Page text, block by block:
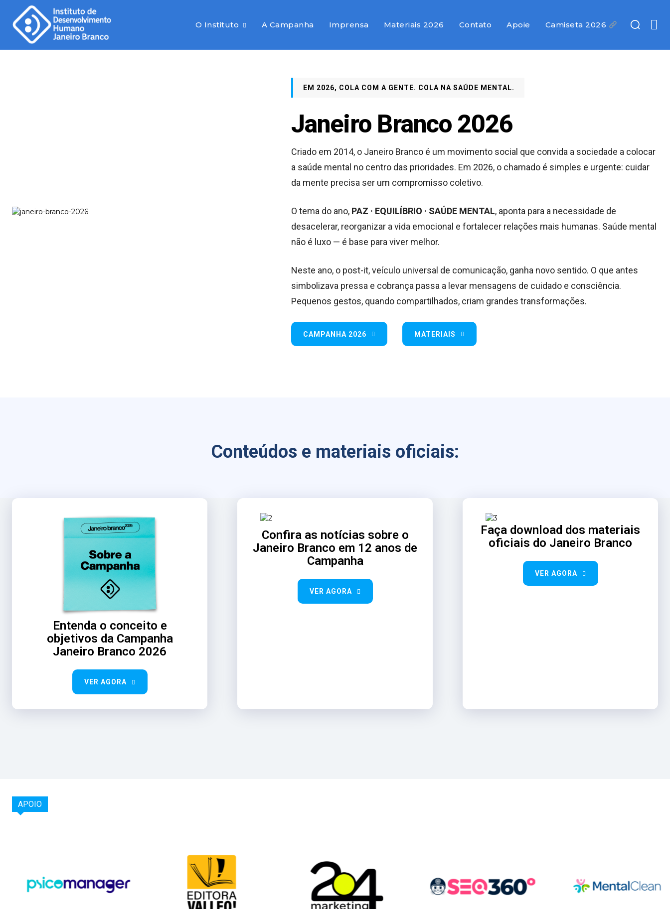
O Instituto A Campanha Imprensa Materiais 2026 Contato Apoie Camiseta 2026
EM 2026, COLA COM A GENTE. COLA NA SAÚDE MENTAL.
Janeiro Branco 2026
Criado em 2014, o Janeiro Branco é um movimento social que convida a sociedade a colocar
a saúde mental no centro das prioridades. Em 2026, o chamado é simples e urgente: cuidar
da mente precisa ser um compromisso coletivo.
O tema do ano, PAZ · EQUILÍBRIO · SAÚDE MENTAL, aponta para a necessidade de
desacelerar, reorganizar a vida emocional e fortalecer relações mais humanas. Saúde mental
não é luxo — é base para viver melhor.
Neste ano, o post-it, veículo universal de comunicação, ganha novo sentido. O que antes
simbolizava pressa e cobrança passa a levar mensagens de cuidado e consciência.
Pequenos gestos, quando compartilhados, criam grandes transformações.
CAMPANHA 2026 MATERIAIS
Conteúdos e materiais oficiais:
Entenda o conceito e
objetivos da Campanha
Janeiro Branco 2026
VER AGORA
Confira as notícias sobre o
Janeiro Branco em 12 anos de
Campanha
VER AGORA
Faça download dos materiais
oficiais do Janeiro Branco
VER AGORA
APOIO